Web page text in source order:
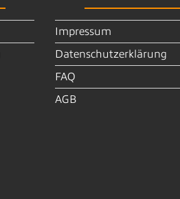
Impressum
Datenschutzerklärung
FAQ
AGB